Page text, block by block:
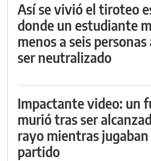
Así se vivió el tiroteo
donde un estudiante
menos a seis
ser neutralizado
Impactante video: un
murió tras ser
rayo mientras jugaban
partido